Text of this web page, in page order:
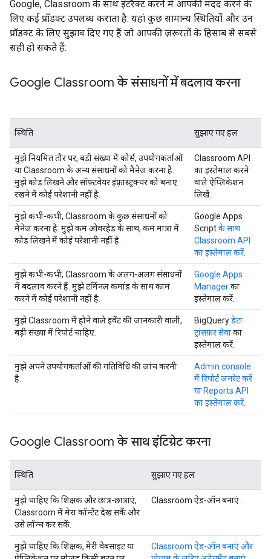
Google, Classroom के साथ इंटरैक्ट करने में आपकी मदद करने के
लिए कई प्रॉडक्ट उपलब्ध कराता है. यहां कुछ सामान्य स्थितियों और उन
प्रॉडक्ट के लिए सुझाव दिए गए हैं जो आपकी ज़रूरतों के हिसाब से सबसे
सही हो सकते हैं.
Google Classroom के संसाधनों में बदलाव करना
स्थिति सुझाए गए हल
मुझे नियमित तौर पर, बड़ी संख्या में कोर्स, उपयोगकर्ताओं
या Classroom के अन्य संसाधनों को मैनेज करना है.
मुझे कोड लिखने और सॉफ़्टवेयर इंफ़्रास्ट्रक्चर को बनाए
रखने में कोई परेशानी नहीं है.
Classroom API
का इस्तेमाल करने
वाले ऐप्लिकेशन
लिखें.
मुझे कभी-कभी, Classroom के कुछ संसाधनों को
मैनेज करना है. मुझे कम ओवरहेड के साथ, कम मात्रा में
कोड लिखने में कोई परेशानी नहीं है.
Google Apps
Scriptके साथ
Classroom API
का इस्तेमाल करें
मुझे कभी-कभी, Classroom के अलग-अलग संसाधनों
में बदलाव करने हैं. मुझे टर्मिनल कमांड के साथ काम
करने में कोई परेशानी नहीं है.
Google Apps
Managerका
इस्तेमाल करें.
मुझे Classroom में होने वाले इवेंट की जानकारी वाली,
बड़ी संख्या में रिपोर्ट चाहिए.
BigQueryडेटा
ट्रांसफ़र सेवाका
इस्तेमाल करें.
मुझे अपने उपयोगकर्ताओं की गतिविधि की जांच करनी
है.
Admin console
में रिपोर्ट जनरेट करें
या Reports API
का इस्तेमाल करें.
Google Classroom के साथ इंटिग्रेट करना
स्थिति सुझाए गए हल
मुझे चाहिए कि शिक्षक और छात्र-छात्राएं,
Classroom में मेरा कॉन्टेंट देख सकें और
उसे लॉन्च कर सकें.
Classroom ऐड-ऑन बनाएं
मुझे चाहिए कि शिक्षक, मेरी वेबसाइट या
Classroom ऐड-ऑन बनाएं और